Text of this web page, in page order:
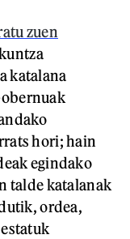
zuen
katalana
hori; hain
egindako
talde katalanak
ordea,